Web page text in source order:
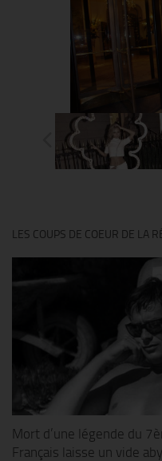
LES COUPS DE COEUR DE LA
Mort d’une légende du
Français laisse un vide